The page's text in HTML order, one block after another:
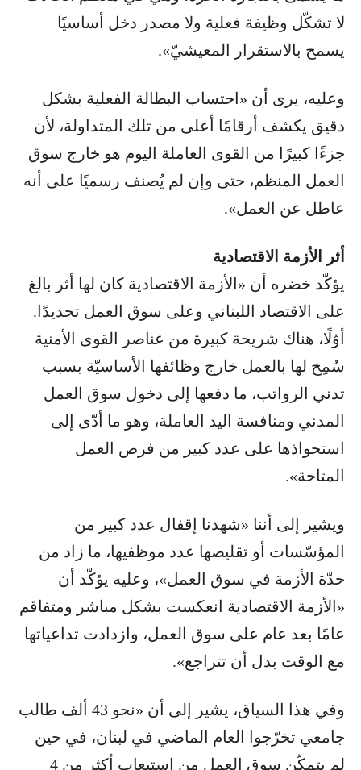
لا تشكّل وظيفة فعلية ولا مصدر دخل أساسيًا
يسمح بالاستقرار المعيشيّ».
وعليه، يرى أن «احتساب البطالة الفعلية بشكل
دقيق يكشف أرقامًا أعلى من تلك المتداولة، لأن
جزءًا كبيرًا من القوى العاملة اليوم هو خارج سوق
العمل المنظم، حتى وإن لم يُصنف رسميًا على أنه
عاطل عن العمل».
أثر الأزمة الاقتصادية
يؤكّد خضره أن «الأزمة الاقتصادية كان لها أثر بالغ
على الاقتصاد اللبناني وعلى سوق العمل تحديدًا.
أوّلًا، هناك شريحة كبيرة من عناصر القوى الأمنية
سُمِح لها بالعمل خارج وظائفها الأساسيّة بسبب
تدني الرواتب، ما دفعها إلى دخول سوق العمل
المدني ومنافسة اليد العاملة، وهو ما أدّى إلى
استحواذها على عدد كبير من فرص العمل
المتاحة».
ويشير إلى أننا «شهدنا إقفال عدد كبير من
المؤسّسات أو تقليصها عدد موظفيها، ما زاد من
حدّة الأزمة في سوق العمل»، وعليه يؤكّد أن
«الأزمة الاقتصادية انعكست بشكل مباشر ومتفاقم
عامًا بعد عام على سوق العمل، وازدادت تداعياتها
مع الوقت بدل أن تتراجع».
وفي هذا السياق، يشير إلى أن «نحو 43 ألف طالب
جامعي تخرّجوا العام الماضي في لبنان، في حين
لم يتمكّن سوق العمل من استيعاب أكثر من 4